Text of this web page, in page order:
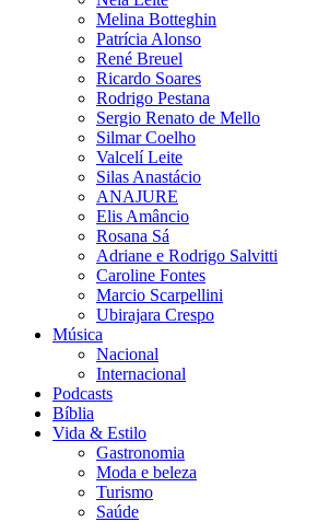
Melina Botteghin
Patrícia Alonso
René Breuel
Ricardo Soares
Rodrigo Pestana
Sergio Renato de Mello
Silmar Coelho
Valcelí Leite
Silas Anastácio
ANAJURE
Elis Amâncio
Rosana Sá
Adriane e Rodrigo Salvitti
Caroline Fontes
Marcio Scarpellini
Ubirajara Crespo
Música
Nacional
Internacional
Podcasts
Bíblia
Vida & Estilo
Gastronomia
Moda e beleza
Turismo
Saúde